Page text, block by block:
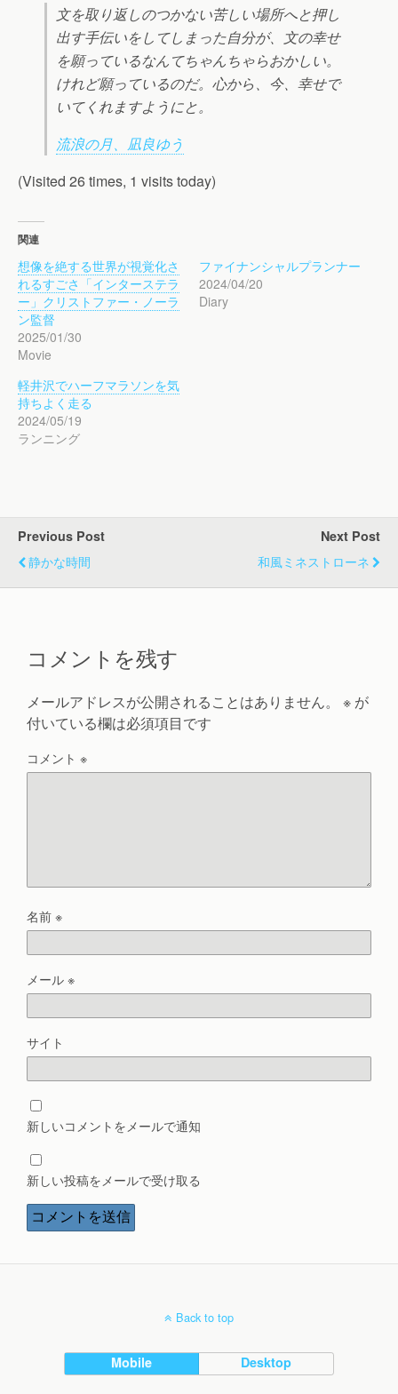
文を取り返しのつかない苦しい場所へと押し
出す手伝いをしてしまった自分が、文の幸せ
を願っているなんてちゃんちゃらおかしい。
けれど願っているのだ。心から、今、幸せで
いてくれますようにと。
流浪の月、凪良ゆう
(Visited 26 times, 1 visits today)
関連
想像を絶する世界が視覚化さ
れるすごさ「インターステラ
ー」クリストファー・ノーラ
ン監督
2025/01/30
Movie
ファイナンシャルプランナー
2024/04/20
Diary
軽井沢でハーフマラソンを気
持ちよく走る
2024/05/19
ランニング
Previous Post
静かな時間
Next Post
和風ミネストローネ
コメントを残す
メールアドレスが公開されることはありません。 ※ が
付いている欄は必須項目です
コメント ※
名前※
メール※
サイト
新しいコメントをメールで通知
新しい投稿をメールで受け取る
Back to top
Mobile Desktop